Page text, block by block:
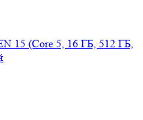
15 (Core 5, 16 ГБ, 512 ГБ,